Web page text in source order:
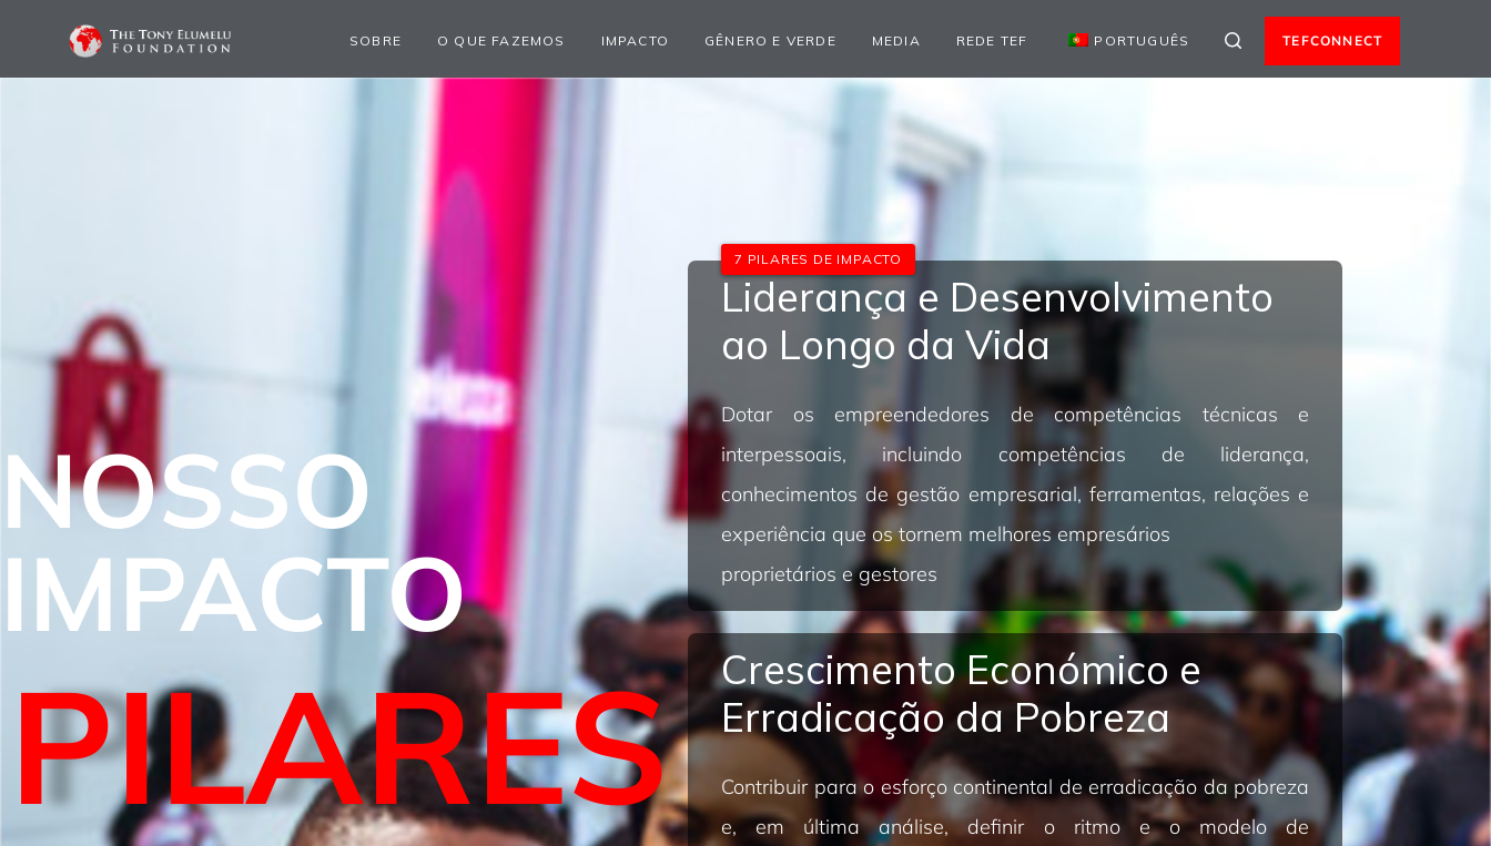
SOBRE O QUE FAZEMOS IMPACTO GÊNERO E VERDE MEDIA REDE TEF PORTUGUÊS TEFCONNECT
NOSSO
IMPACTO
PILARES
7 PILARES DE IMPACTO
Liderança e Desenvolvimento
ao Longo da Vida
Dotar os empreendedores de competências técnicas e
interpessoais, incluindo competências de liderança,
conhecimentos de gestão empresarial, ferramentas, relações e
experiência que os tornem melhores empresários
proprietários e gestores
Crescimento Económico e
Erradicação da Pobreza
Contribuir para o esforço continental de erradicação da pobreza
e, em última análise, definir o ritmo e o modelo de